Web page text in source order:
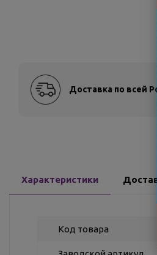
Доставка по всей
Характеристики
Код товара